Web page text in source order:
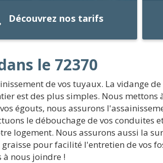
Découvrez nos tarifs
le 72370
de vos tuyaux. La vidange
est des plus simples. Nous mettons
égouts, nous assurons
le débouchage de vos conduites
logement. Nous assurons aussi la
pour facilité l'entretien de vos
à nous joindre !